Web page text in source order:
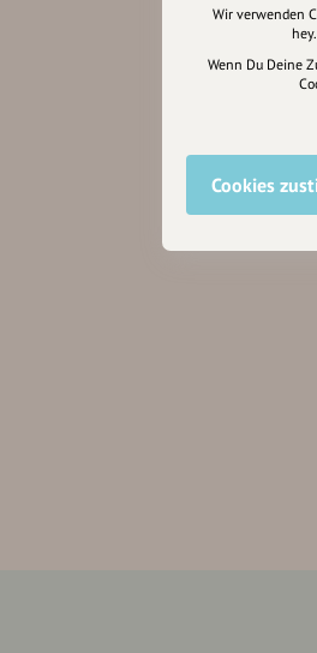
Wir verwenden
Wenn Du Deine
Cookies